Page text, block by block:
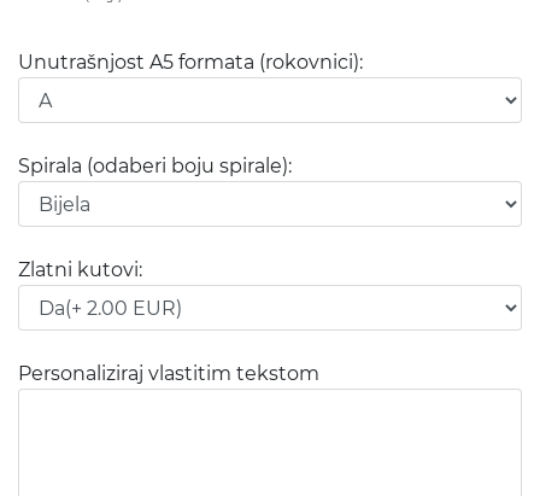
Unutrašnjost A5 formata (rokovnici):
Spirala (odaberi boju spirale):
Zlatni kutovi:
Personaliziraj vlastitim tekstom